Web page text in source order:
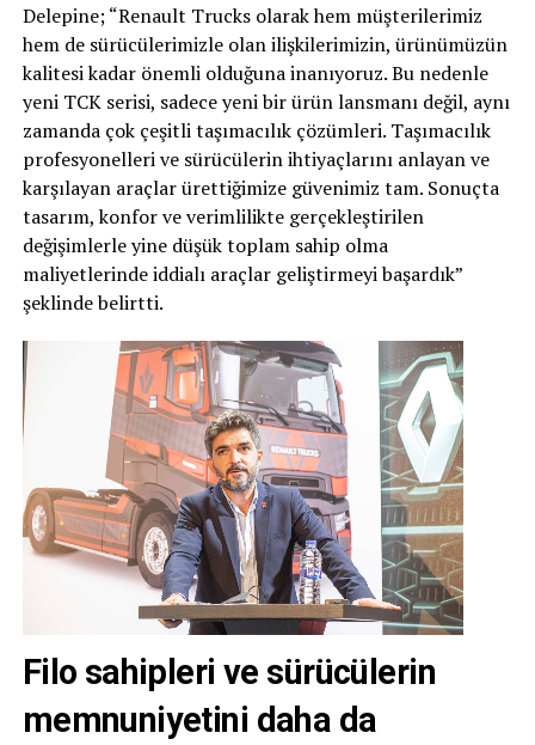
Delepine; “Renault Trucks olarak hem müşterilerimiz
hem de sürücülerimizle olan ilişkilerimizin, ürünümüzün
kalitesi kadar önemli olduğuna inanıyoruz. Bu nedenle
yeni TCK serisi, sadece yeni bir ürün lansmanı değil, aynı
zamanda çok çeşitli taşımacılık çözümleri. Taşımacılık
profesyonelleri ve sürücülerin ihtiyaçlarını anlayan ve
karşılayan araçlar ürettiğimize güvenimiz tam. Sonuçta
tasarım, konfor ve verimlilikte gerçekleştirilen
değişimlerle yine düşük toplam sahip olma
maliyetlerinde iddialı araçlar geliştirmeyi başardık”
şeklinde belirtti.
Filo sahipleri ve sürücülerin
memnuniyetini daha da